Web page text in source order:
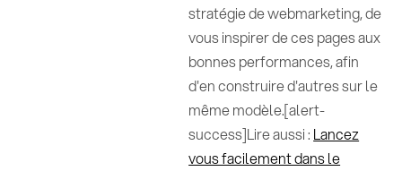
stratégie de webmarketing, de
vous inspirer de ces pages aux
bonnes performances, afin
d'en construire d'autres sur le
même modèle.[alert-
success]Lire aussi : Lancez
vous facilement dans le